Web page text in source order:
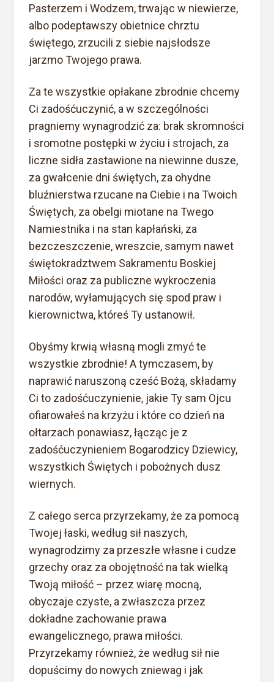
Pasterzem i Wodzem, trwając w niewierze,
albo podeptawszy obietnice chrztu
świętego, zrzucili z siebie najsłodsze
jarzmo Twojego prawa.
Za te wszystkie opłakane zbrodnie chcemy
Ci zadośćuczynić, a w szczególności
pragniemy wynagrodzić za: brak skromności
i sromotne postępki w życiu i strojach, za
liczne sidła zastawione na niewinne dusze,
za gwałcenie dni świętych, za ohydne
bluźnierstwa rzucane na Ciebie i na Twoich
Świętych, za obelgi miotane na Twego
Namiestnika i na stan kapłański, za
bezczeszczenie, wreszcie, samym nawet
świętokradztwem Sakramentu Boskiej
Miłości oraz za publiczne wykroczenia
narodów, wyłamujących się spod praw i
kierownictwa, któreś Ty ustanowił.
Obyśmy krwią własną mogli zmyć te
wszystkie zbrodnie! A tymczasem, by
naprawić naruszoną cześć Bożą, składamy
Ci to zadośćuczynienie, jakie Ty sam Ojcu
ofiarowałeś na krzyżu i które co dzień na
ołtarzach ponawiasz, łącząc je z
zadośćuczynieniem Bogarodzicy Dziewicy,
wszystkich Świętych i pobożnych dusz
wiernych.
Z całego serca przyrzekamy, że za pomocą
Twojej łaski, według sił naszych,
wynagrodzimy za przeszłe własne i cudze
grzechy oraz za obojętność na tak wielką
Twoją miłość – przez wiarę mocną,
obyczaje czyste, a zwłaszcza przez
dokładne zachowanie prawa
ewangelicznego, prawa miłości.
Przyrzekamy również, że według sił nie
dopuścimy do nowych zniewag i jak